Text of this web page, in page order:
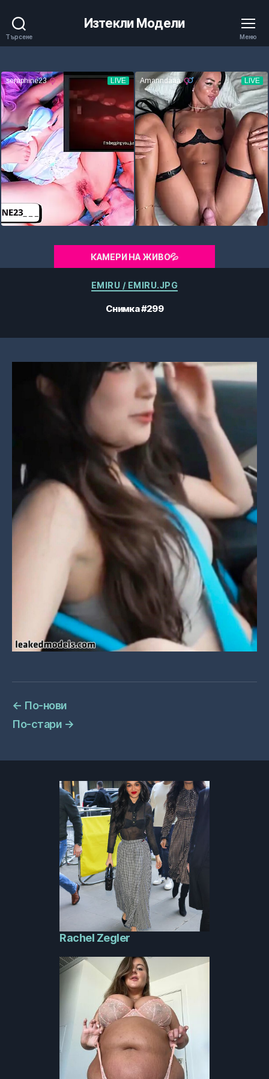
Търсене
Изтекли Модели
Меню
КАМЕРИ НА ЖИВО💦
Категории
EMIRU / EMIRU.JPG
Снимка #299
← По-нови
По-стари →
Rachel Zegler